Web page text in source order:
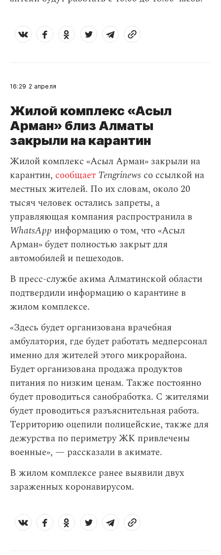
16:29 2 апреля
Жилой комплекс «Асыл
Арман» близ Алматы
закрыли на карантин
Жилой комплекс «Асыл Арман» закрыли на
карантин, сообщает Tengrinews со ссылкой на
местных жителей. По их словам, около 20
тысяч человек остались запреты, а
управляющая компания распространила в
WhatsApp информацию о том, что «Асыл
Арман» будет полностью закрыт для
автомобилей и пешеходов.
В пресс-службе акима Алматинской области
подтвердили информацию о карантине в
жилом комплексе.
«Здесь будет организована врачебная
амбулатория, где будет работать медперсонал
именно для жителей этого микрорайона.
Будет организована продажа продуктов
питания по низким ценам. Также постоянно
будет проводиться санобработка. С жителями
будет проводиться разъяснительная работа.
Территорию оцепили полицейские, также для
дежурства по периметру ЖК привлечены
военные», — рассказали в акимате.
В жилом комплексе ранее выявили двух
зараженных коронавирусом.